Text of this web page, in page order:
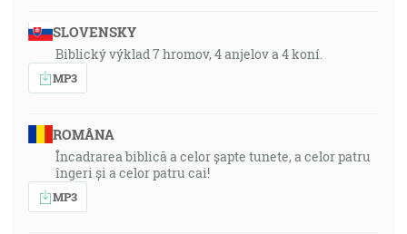
SLOVENSKY
Biblický výklad 7 hromov, 4 anjelov a 4 koní.
MP3
ROMÂNA
Încadrarea biblică a celor șapte tunete, a celor patru
îngeri și a celor patru cai!
MP3